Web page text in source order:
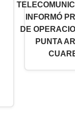
INFORMÓ
DE
PUNTA